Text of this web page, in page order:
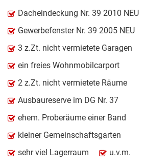
Dacheindeckung Nr. 39 2010 NEU
Gewerbefenster Nr. 39 2005 NEU
3 z.Zt. nicht vermietete Garagen
ein freies Wohnmobilcarport
2 z.Zt. nicht vermietete Räume
Ausbaureserve im DG Nr. 37
ehem. Proberäume einer Band
kleiner Gemeinschaftsgarten
sehr viel Lagerraum
u.v.m.